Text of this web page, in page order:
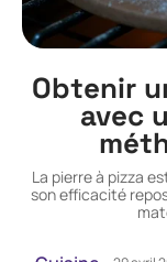
Obtenir
avec
La pierre à pizza
son efficacité